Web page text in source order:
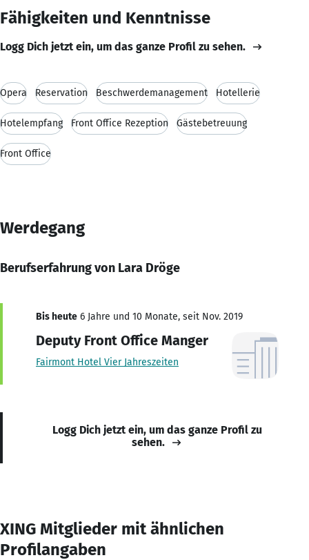
Fähigkeiten und Kenntnisse
Logg Dich jetzt ein, um das ganze Profil zu sehen.
Opera Reservation Beschwerdemanagement Hotellerie
Hotelempfang Front Office Rezeption Gästebetreuung
Front Office
Werdegang
Berufserfahrung von Lara Dröge
Bis heute 6 Jahre und 10 Monate, seit Nov. 2019
Deputy Front Office Manger
Fairmont Hotel Vier Jahreszeiten
Logg Dich jetzt ein, um das ganze Profil zu
sehen.
XING Mitglieder mit ähnlichen
Profilangaben